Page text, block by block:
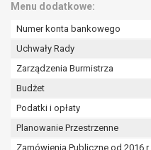
Menu dodatkowe:
Numer konta bankowego
Uchwały Rady
Zarządzenia Burmistrza
Budżet
Podatki i opłaty
Planowanie Przestrzenne
Zamówienia Publiczne od 2016 r.